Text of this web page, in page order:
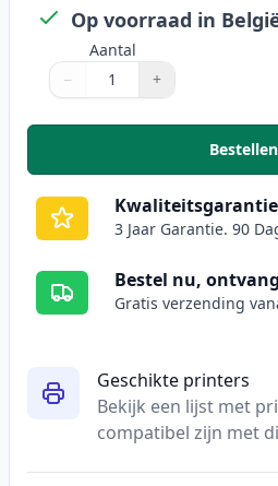
Geschikte printers
Bekijk een lijst met
compatibel zijn met
Op voorraad in
Aantal
Aantal
Gebruik de knoppen om aan te
− +
Aantal 1
Bestellen
,
Kwaliteitsgarantie
3 Jaar Garantie. 90
Bestel nu,
Gratis verzending